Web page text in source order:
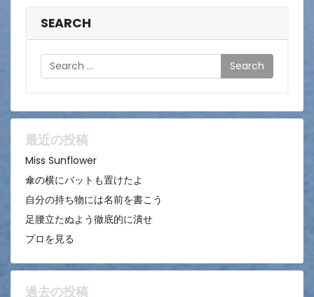
ョ
ン
SEARCH
Search
最近の投稿
Miss Sunflower
傘の横にバットも置けたよ
自分の持ち物には名前を書こう
足腰立たぬよう徹底的に潰せ
プロを見る
過去の投稿